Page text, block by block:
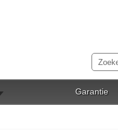
Garantie